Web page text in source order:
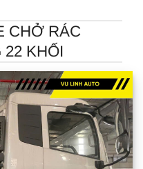
CHỞ RÁC
22 KHỐI